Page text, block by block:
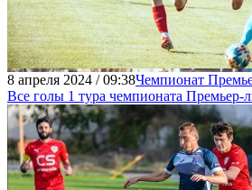
8 апреля 2024 / 09:38Чемпионат
Все голы 1 тура чемпионата Премьер-